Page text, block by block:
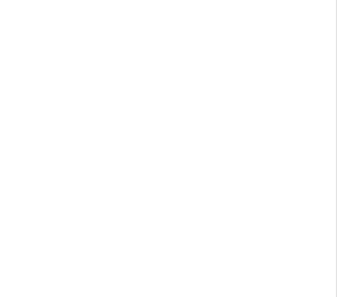
фасадная плитка Döcke
Docke ПРЕМИУМ